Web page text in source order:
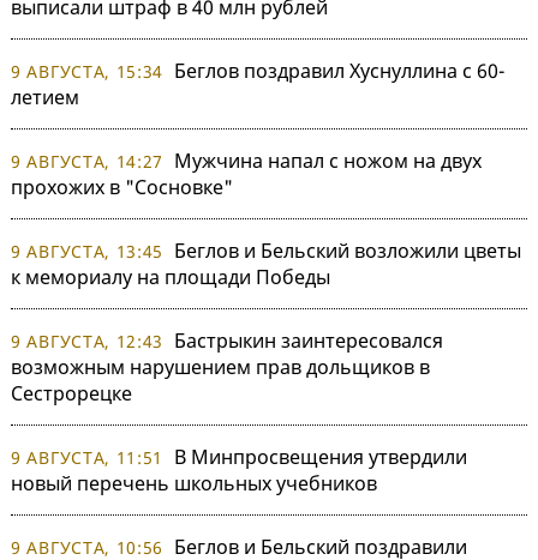
выписали штраф в 40 млн рублей
9 АВГУСТА, 15:34 Беглов поздравил Хуснуллина с 60-
летием
9 АВГУСТА, 14:27
Мужчина напал с ножом на двух
прохожих в "Сосновке"
9 АВГУСТА, 13:45
Беглов и Бельский возложили цветы
к мемориалу на площади Победы
9 АВГУСТА, 12:43
Бастрыкин заинтересовался
возможным нарушением прав дольщиков в
Сестрорецке
9 АВГУСТА, 11:51
В Минпросвещения утвердили
новый перечень школьных учебников
9 АВГУСТА, 10:56
Беглов и Бельский поздравили